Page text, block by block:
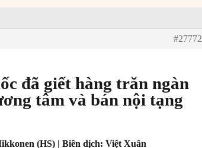
#27772
đã giết hàng trăn ngàn
tâm và bán nội tạng
(HS) |Biên dịch: Việt Xuân